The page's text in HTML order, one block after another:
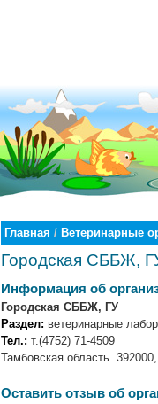
Главная / Ветеринарные
Городская СББЖ,
Информация об
Городская СББЖ, ГУ
Раздел: ветеринарные
Тел.: т.(4752) 71-4509
Тамбовская область.
Оставить отзыв об